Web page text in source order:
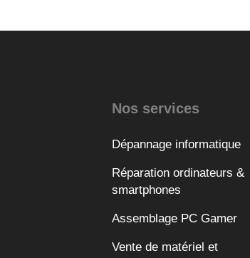
Nos services
Dépannage informatique
Réparation ordinateurs &
smartphones
Assemblage PC Gamer
Vente de matériel et